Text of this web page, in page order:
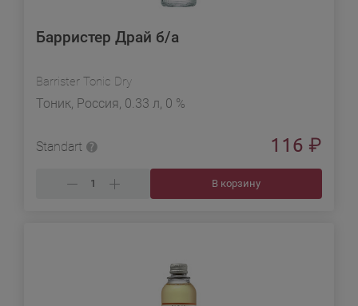
Барристер Драй б/а
Barrister Tonic Dry
Тоник, Россия, 0.33 л, 0 %
Standart 116 ₽
В корзину